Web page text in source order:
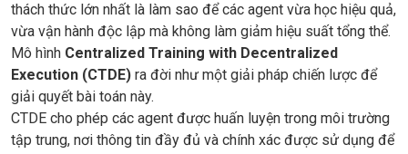
thách thức lớn nhất là làm sao để các agent vừa học hiệu quả,
vừa vận hành độc lập mà không làm giảm hiệu suất tổng thể.
Mô hình Centralized Training with Decentralized
Execution (CTDE) ra đời như một giải pháp chiến lược để
giải quyết bài toán này.
CTDE cho phép các agent được huấn luyện trong môi trường
tập trung, nơi thông tin đầy đủ và chính xác được sử dụng để